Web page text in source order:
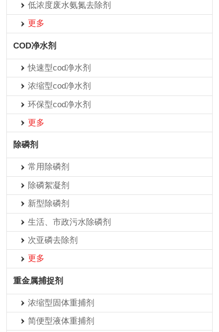
低浓度废水氨氮去除剂
更多
COD净水剂
快速型cod净水剂
浓缩型cod净水剂
环保型cod净水剂
更多
除磷剂
常用除磷剂
除磷絮凝剂
新型除磷剂
生活、市政污水除磷剂
次亚磷去除剂
更多
重金属捕捉剂
浓缩型固体重捕剂
简便型液体重捕剂